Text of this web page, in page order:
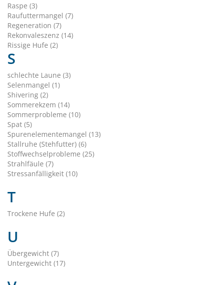
Raspe (3)
Raufuttermangel (7)
Regeneration (7)
Rekonvaleszenz (14)
Rissige Hufe (2)
S
schlechte Laune (3)
Selenmangel (1)
Shivering (2)
Sommerekzem (14)
Sommerprobleme (10)
Spat (5)
Spurenelementemangel (13)
Stallruhe (Stehfutter) (6)
Stoffwechselprobleme (25)
Strahlfäule (7)
Stressanfälligkeit (10)
T
Trockene Hufe (2)
U
Übergewicht (7)
Untergewicht (17)